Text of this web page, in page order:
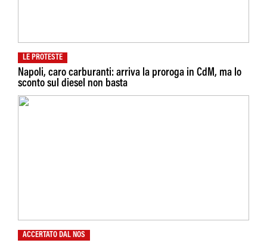
LE PROTESTE
Napoli, caro carburanti: arriva la proroga in CdM, ma lo
sconto sul diesel non basta
ACCERTATO DAL NOS